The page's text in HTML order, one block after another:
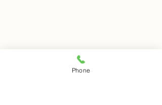
Phone